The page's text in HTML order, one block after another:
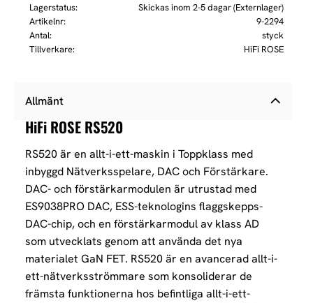
Lagerstatus
Skickas inom 2-5 dagar (Externlager)
Artikelnr
9-2294
Antal
styck
Tillverkare
HiFi ROSE
Allmänt
HiFi ROSE RS520
RS520 är en allt-i-ett-maskin i Toppklass med
inbyggd Nätverksspelare, DAC och Förstärkare.
DAC- och förstärkarmodulen är utrustad med
ES9038PRO DAC, ESS-teknologins flaggskepps-
DAC-chip, och en förstärkarmodul av klass AD
som utvecklats genom att använda det nya
materialet GaN FET. RS520 är en avancerad allt-i-
ett-nätverksströmmare som konsoliderar de
främsta funktionerna hos befintliga allt-i-ett-